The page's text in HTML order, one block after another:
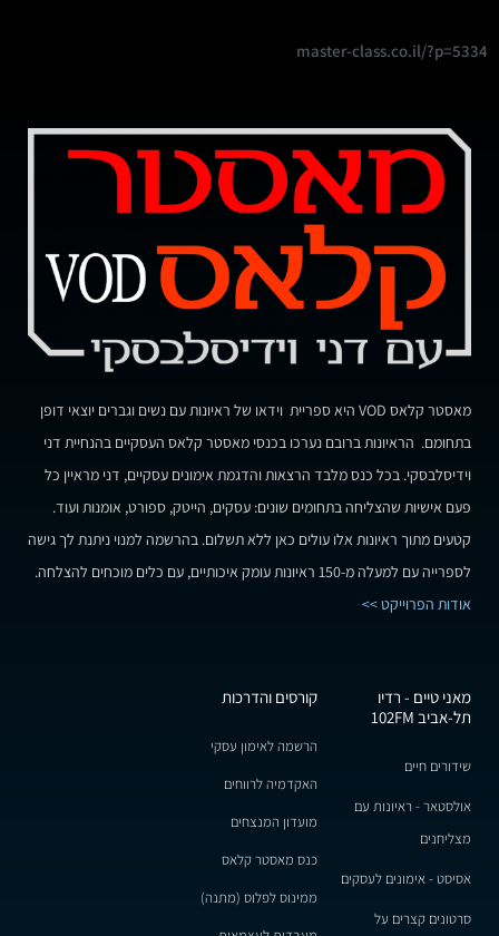
master-class.co.il/?p=5334
מאסטר קלאס VOD היא ספריית וידאו של ראיונות עם נשים וגברים יוצאי דופן
בתחומם. הראיונות ברובם נערכו בכנסי מאסטר קלאס העסקיים בהנחיית דני
וידיסלבסקי. בכל כנס מלבד הרצאות והדגמת אימונים עסקיים, דני מראיין כל
פעם אישיות שהצליחה בתחומים שונים: עסקים, הייטק, ספורט, אומנות ועוד.
קטעים מתוך ראיונות אלו עולים כאן ללא תשלום. בהרשמה למנוי ניתנת לך גישה
לספרייה עם למעלה מ-150 ראיונות עומק איכותיים, עם כלים מוכחים להצלחה.
אודות הפרוייקט >>
מאני טיים - רדיו
תל-אביב 102FM
שידורים חיים
אולסטאר - ראיונות עם
מצליחנים
אסיסט - אימונים לעסקים
סרטונים קצרים על
קורסים והדרכות
הרשמה לאימון עסקי
האקדמיה לרווחים
מועדון המנצחים
כנס מאסטר קלאס
ממינוס לפלוס (מתנה)